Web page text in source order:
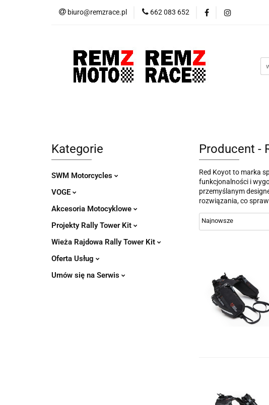
biuro@remzrace.pl 662 083 652
Motocykle RemZ Moto
Promocje
Kategorie
SWM Motorcycles
VOGE
Akcesoria Motocyklowe
Projekty Rally Tower Kit
Wieża Rajdowa Rally Tower Kit
Oferta Usług
Umów się na Serwis
Producent -
Red Koyot to marka
funkcjonalności i
przemyślanym
rozwiązania, co